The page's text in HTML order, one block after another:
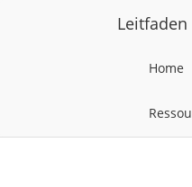
Leitfaden
Home